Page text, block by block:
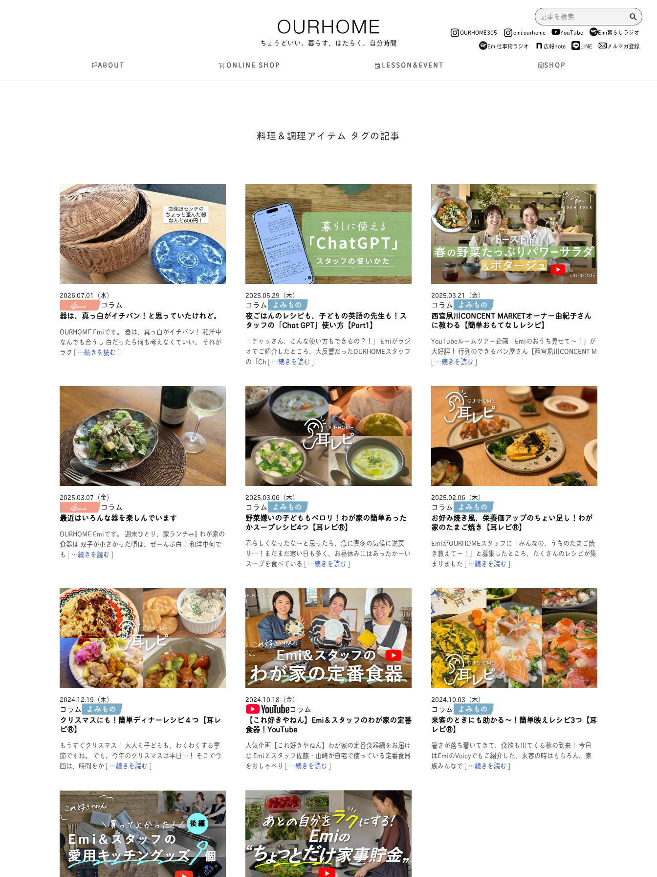
ちょうどいい。暮らす、はたらく、自分時間
OURHOME305 emi.ourhome YouTube
Emi暮らしラジオ
Emi仕事術ラジオ
広報note LINE メルマガ登録
ABOUT ONLINE SHOP LESSON&EVENT SHOP
料理＆調理アイテム タグの記事
2026.07.01（水）
コラム
器は、真っ白がイチバン！と思っていたけれど。
OURHOME Emiです。 器は、真っ白がイチバン！ 和洋中
なんでも合うし 白だったら何も考えなくていい。 それが
ラク [ …続きを読む ]
2025.05.29（木）
コラム
夜ごはんのレシピも、子どもの英語の先生も！ス
タッフの「Chat GPT」使い方【Part1】
「チャッさん、こんな使い方もできるの？！」 Emiがラジ
オでご紹介したところ、大反響だったOURHOMEスタッフ
の「Ch [ …続きを読む ]
2025.03.21（金）
コラム
西宮夙川CONCENT MARKETオーナー由紀子さん
に教わる【簡単おもてなしレシピ】
YouTubeルームツアー企画「Emiのおうち見せて〜！」が
大好評！ 行列のできるパン屋さん【西宮夙川CONCENT M
[ …続きを読む ]
2025.03.07（金）
コラム
最近はいろんな器を楽しんでいます
OURHOME Emiです。 週末ひとり、家ランチ🥗🍾 わが家の
食器は 双子が小さかった頃は、ぜーんぶ白！ 和洋中何で
も [ …続きを読む ]
2025.03.06（木）
コラム
野菜嫌いの子どももペロリ！わが家の簡単あった
かスープレシピ4つ【耳レピ®︎】
春らしくなったな〜と思ったら、急に真冬の気候に逆戻
り…！まだまだ寒い日も多く、お昼休みにはあったか〜い
スープを食べている [ …続きを読む ]
2025.02.06（木）
コラム
お好み焼き風、栄養価アップのちょい足し！わが
家のたまご焼き【耳レピ®︎】
EmiがOURHOMEスタッフに「みんなの、うちのたまご焼
き教えて〜！」と募集したところ、たくさんのレシピが集
まりました [ …続きを読む ]
2024.12.19（木）
コラム
クリスマスにも！簡単ディナーレシピ４つ【耳レ
ピ®︎】
もうすぐクリスマス！ 大人も子どもも、わくわくする季
節ですね。 でも、今年のクリスマスは平日…！ そこで今
回は、時間をか [ …続きを読む ]
2024.10.18（金）
コラム
【これ好きやねん】Emi＆スタッフのわが家の定番
食器！YouTube
人気企画【これ好きやねん】わが家の定番食器編をお届け
◎ Emiとスタッフ佐藤・山崎が自宅で使っている定番食器
をおしゃべり [ …続きを読む ]
2024.10.03（木）
コラム
来客のときにも助かる〜！簡単映えレシピ3つ【耳
レピ®︎】
暑さが落ち着いてきて、食欲も出てくる秋の到来！ 今日
はEmiのVoicyでもご紹介した、来客の時はもちろん、家
族みんなで [ …続きを読む ]